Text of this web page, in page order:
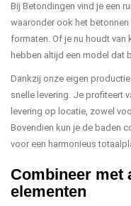
Bij Betondingen vind je een
waaronder ook het
formaten. Of je nu houdt
hebben altijd een model dat
Dankzij onze eigen
snelle levering. Je profiteert
levering op locatie, zowel
Bovendien kun je de baden
voor een harmonieus
Combineer met
elementen